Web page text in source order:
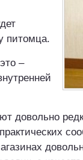
питомца.
–
довольно